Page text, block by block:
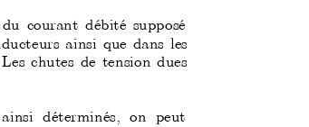
courant débité supposé
ducteurs ainsi que dans les
chutes de tension dues
déterminés, on peut